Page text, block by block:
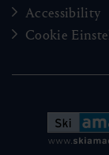
Accessibility
Cookie